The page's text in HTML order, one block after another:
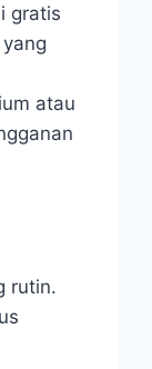
gratis
atau
rutin.